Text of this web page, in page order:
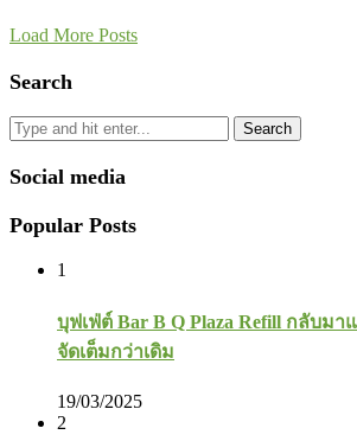
Load More Posts
Search
Search
Social media
Popular Posts
1
บุฟเฟ่ต์ Bar B Q Plaza Refill กลับม
จัดเต็มกว่าเดิม
19/03/2025
2